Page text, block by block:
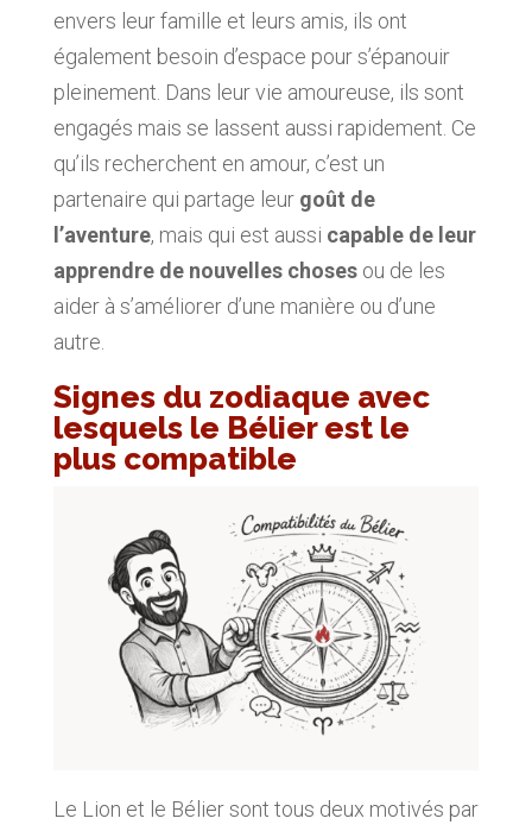
envers leur famille et leurs amis, ils ont
également besoin d’espace pour s’épanouir
pleinement. Dans leur vie amoureuse, ils sont
engagés mais se lassent aussi rapidement. Ce
qu’ils recherchent en amour, c’est un
partenaire qui partage leurgoût de
l’aventure, mais qui est aussi capable de leur
apprendre de nouvelles chosesou de les
aider à s’améliorer d’une manière ou d’une
autre.
Signes du zodiaque avec
lesquels le Bélier est le
plus compatible
Le Lion et le Bélier sont tous deux motivés par